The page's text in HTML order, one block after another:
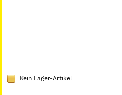
Kein Lager-Artikel